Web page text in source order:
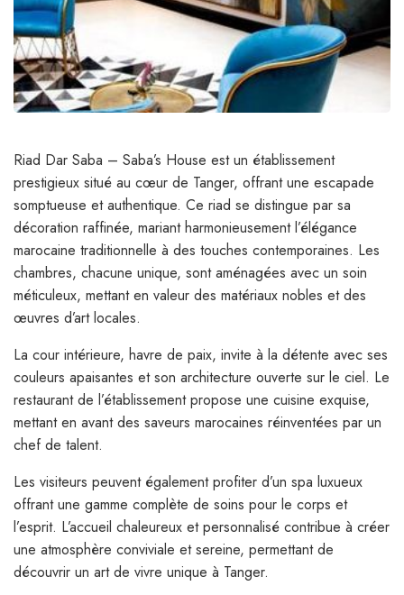
Riad Dar Saba – Saba’s House est un établissement
prestigieux situé au cœur de Tanger, offrant une escapade
somptueuse et authentique. Ce riad se distingue par sa
décoration raffinée, mariant harmonieusement l’élégance
marocaine traditionnelle à des touches contemporaines. Les
chambres, chacune unique, sont aménagées avec un soin
méticuleux, mettant en valeur des matériaux nobles et des
œuvres d’art locales.
La cour intérieure, havre de paix, invite à la détente avec ses
couleurs apaisantes et son architecture ouverte sur le ciel. Le
restaurant de l’établissement propose une cuisine exquise,
mettant en avant des saveurs marocaines réinventées par un
chef de talent.
Les visiteurs peuvent également profiter d’un spa luxueux
offrant une gamme complète de soins pour le corps et
l’esprit. L’accueil chaleureux et personnalisé contribue à créer
une atmosphère conviviale et sereine, permettant de
découvrir un art de vivre unique à Tanger.